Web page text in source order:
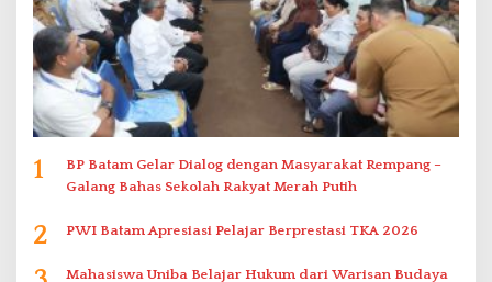
1
BP Batam Gelar Dialog dengan Masyarakat Rempang –
Galang Bahas Sekolah Rakyat Merah Putih
2 PWI Batam Apresiasi Pelajar Berprestasi TKA 2026
Mahasiswa Uniba Belajar Hukum dari Warisan Budaya